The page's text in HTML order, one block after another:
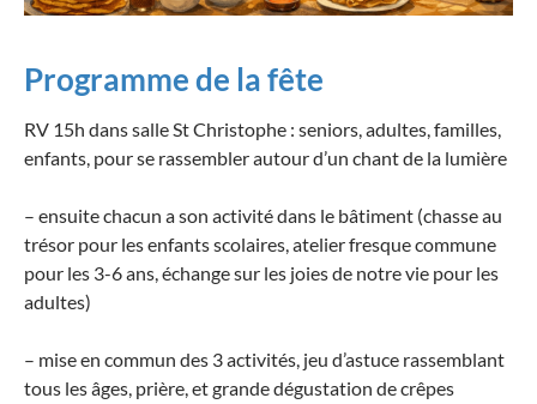
Programme de la fête
RV 15h dans salle St Christophe : seniors, adultes, familles,
enfants, pour se rassembler autour d’un chant de la lumière
– ensuite chacun a son activité dans le bâtiment (chasse au
trésor pour les enfants scolaires, atelier fresque commune
pour les 3-6 ans, échange sur les joies de notre vie pour les
adultes)
– mise en commun des 3 activités, jeu d’astuce rassemblant
tous les âges, prière, et grande dégustation de crêpes